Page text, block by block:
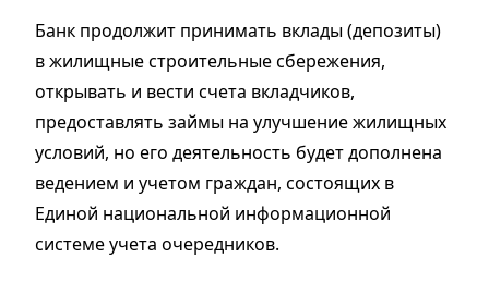
Банк продолжит принимать вклады (депозиты)
в жилищные строительные сбережения,
открывать и вести счета вкладчиков,
предоставлять займы на улучшение жилищных
условий, но его деятельность будет дополнена
ведением и учетом граждан, состоящих в
Единой национальной информационной
системе учета очередников.